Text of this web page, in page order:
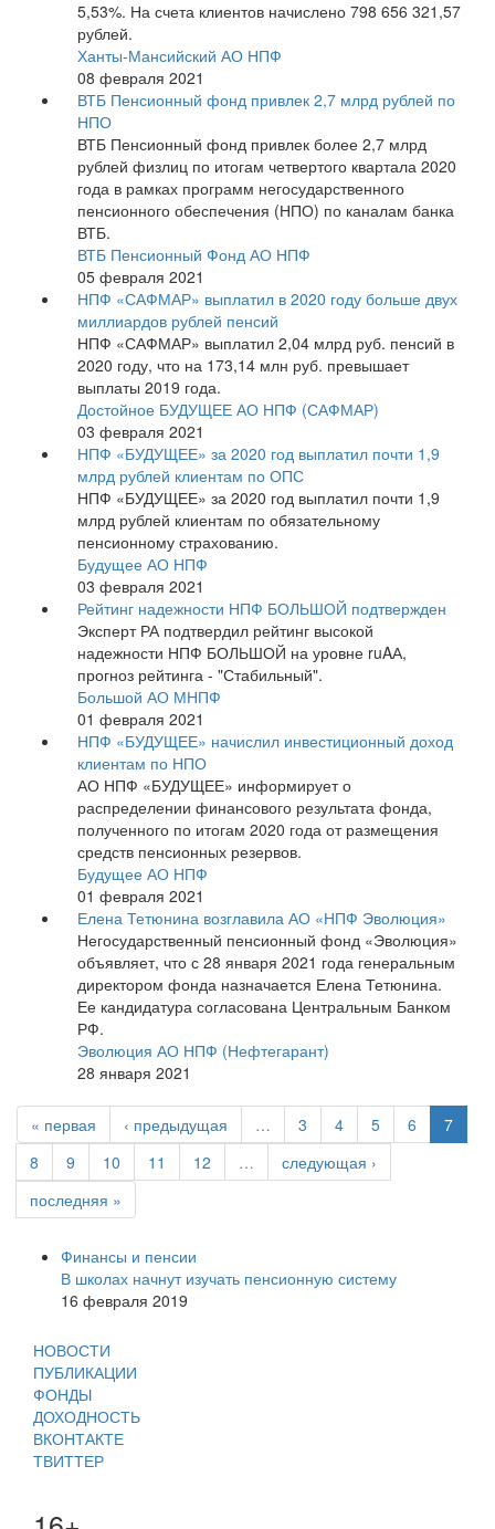
5,53%. На счета клиентов начислено 798 656 321,57
рублей.
Ханты-Мансийский АО НПФ
08 февраля 2021
ВТБ Пенсионный фонд привлек 2,7 млрд рублей по
НПО
ВТБ Пенсионный фонд привлек более 2,7 млрд
рублей физлиц по итогам четвертого квартала 2020
года в рамках программ негосударственного
пенсионного обеспечения (НПО) по каналам банка
ВТБ.
ВТБ Пенсионный Фонд АО НПФ
05 февраля 2021
НПФ «САФМАР» выплатил в 2020 году больше двух
миллиардов рублей пенсий
НПФ «САФМАР» выплатил 2,04 млрд руб. пенсий в
2020 году, что на 173,14 млн руб. превышает
выплаты 2019 года.
Достойное БУДУЩЕЕ АО НПФ (САФМАР)
03 февраля 2021
НПФ «БУДУЩЕЕ» за 2020 год выплатил почти 1,9
млрд рублей клиентам по ОПС
НПФ «БУДУЩЕЕ» за 2020 год выплатил почти 1,9
млрд рублей клиентам по обязательному
пенсионному страхованию.
Будущее АО НПФ
03 февраля 2021
Рейтинг надежности НПФ БОЛЬШОЙ подтвержден
Эксперт РА подтвердил рейтинг высокой
надежности НПФ БОЛЬШОЙ на уровне ruAА,
прогноз рейтинга - "Стабильный".
Большой АО МНПФ
01 февраля 2021
НПФ «БУДУЩЕЕ» начислил инвестиционный доход
клиентам по НПО
АО НПФ «БУДУЩЕЕ» информирует о
распределении финансового результата фонда,
полученного по итогам 2020 года от размещения
средств пенсионных резервов.
Будущее АО НПФ
01 февраля 2021
Елена Тетюнина возглавила АО «НПФ Эволюция»
Негосударственный пенсионный фонд «Эволюция»
объявляет, что с 28 января 2021 года генеральным
директором фонда назначается Елена Тетюнина.
Ее кандидатура согласована Центральным Банком
РФ.
Эволюция АО НПФ (Нефтегарант)
28 января 2021
« первая ‹ предыдущая … 3 4 5 6
7
8
9 10 11 12 …
следующая ›
последняя »
Финансы и пенсии
В школах начнут изучать пенсионную систему
16 февраля 2019
НОВОСТИ
ПУБЛИКАЦИИ
ФОНДЫ
ДОХОДНОСТЬ
ВКОНТАКТЕ
ТВИТТЕР